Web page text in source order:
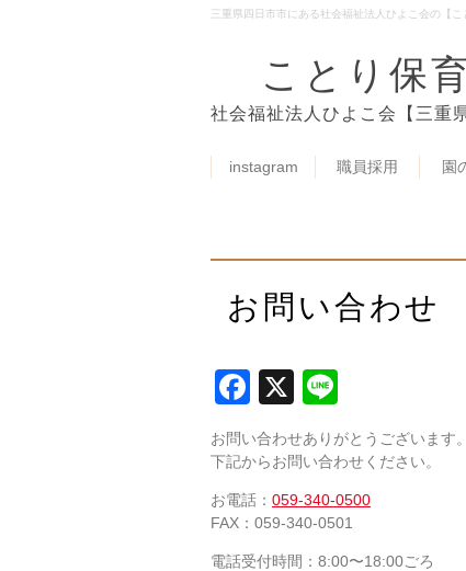
三重県四日市市にある社会福祉法人ひよこ会の【こ
ことり保
社会福祉法人ひよこ会【三重
instagram 職員採用 園
お問い合わせ
Facebook
X
お問い合わせありがとうございます。
下記からお問い合わせください。
お電話： 059-340-0500
FAX：059-340-0501
電話受付時間：8:00〜18:00ごろ